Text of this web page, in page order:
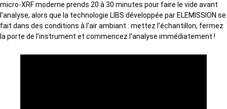
micro-XRF moderne prends 20 à 30 minutes pour faire le vide avant
l’analyse, alors que la technologie LIBS développée par ELEMISSION se
fait dans des conditions à l’air ambiant : mettez l’échantillon, fermez
la porte de l’instrument et commencez l’analyse immédiatement !